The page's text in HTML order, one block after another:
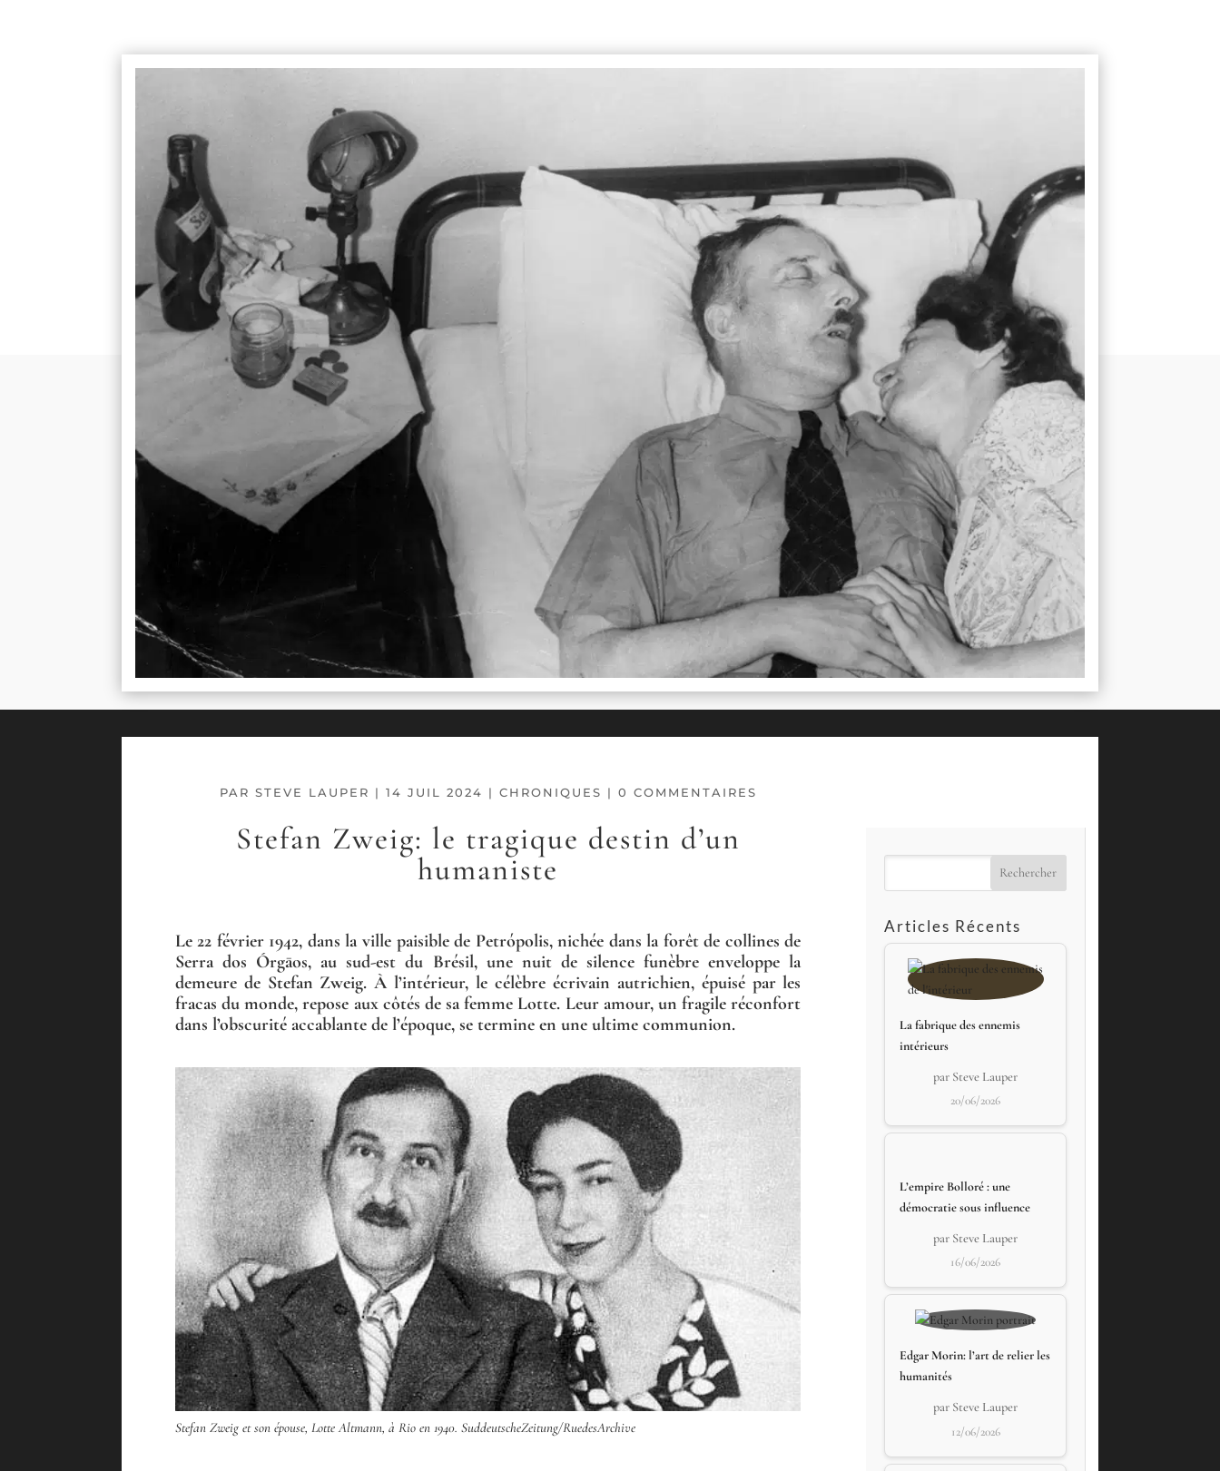
HUMANITÉ(S)
UNE CULTURE
DE LA
RENCONTRE
 contact@humanites.info
AIDEZ LE PROJET
PORTRAITS
CHRONIQUES
TRIBUNES
PAR STEVE LAUPER | 14 JUIL 2024 | CHRONIQUES | 0 COMMENTAIRES
Stefan Zweig: le tragique destin d’un
humaniste
Le 22 février 1942, dans la ville paisible de Petrópolis, nichée dans la forêt de collines de
Serra dos Órgāos, au sud-est du Brésil, une nuit de silence funèbre enveloppe la
demeure de Stefan Zweig. À l’intérieur, le célèbre écrivain autrichien, épuisé par les
fracas du monde, repose aux côtés de sa femme Lotte. Leur amour, un fragile réconfort
dans l’obscurité accablante de l’époque, se termine en une ultime communion.
Stefan Zweig et son épouse, Lotte Altmann, à Rio en 1940. SuddeutscheZeitung/RuedesArchive
Rechercher
Articles Récents
La fabrique des ennemis
intérieurs
par Steve Lauper
20/06/2026
L’empire Bolloré : une
démocratie sous influence
par Steve Lauper
16/06/2026
Edgar Morin: l’art de relier les
humanités
par Steve Lauper
12/06/2026